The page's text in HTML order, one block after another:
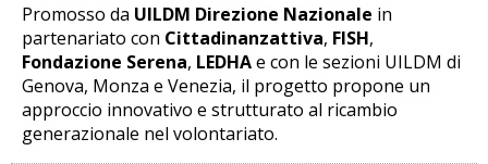
Promosso da UILDM Direzione Nazionale in
partenariato con Cittadinanzattiva, FISH,
Fondazione Serena, LEDHAe con le sezioni UILDM di
Genova, Monza e Venezia, il progetto propone un
approccio innovativo e strutturato al ricambio
generazionale nel volontariato.